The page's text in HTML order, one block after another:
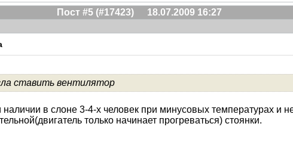
Пост #5 (#17423)
18.07.2009 16:27
ставить вентилятор
в слоне 3-4-х человек при минусовых температурах и
только начинает прогреваться) стоянки.